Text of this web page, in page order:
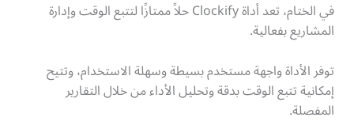
في الختام، تعد أداة Clockify حلاً ممتازًا لتتبع الوقت وإدارة
المشاريع بفعالية.
توفر الأداة واجهة مستخدم بسيطة وسهلة الاستخدام، وتتيح
إمكانية تتبع الوقت بدقة وتحليل الأداء من خلال التقارير
المفصلة.